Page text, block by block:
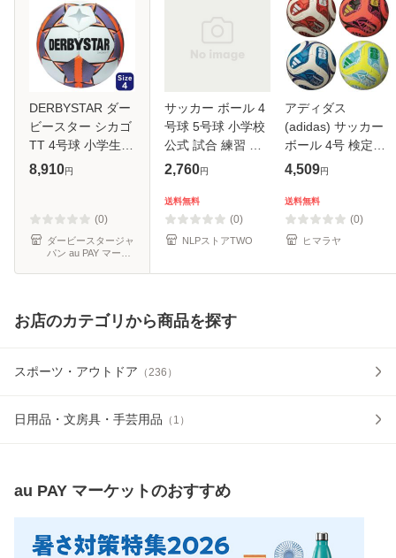
DERBYSTAR ダー
ビースター シカゴ
TT 4号球 小学生
CHICAGO TT V24
ル サッカー ボール
ジュニア キッ
8,910円
(0)
ダービースタージャ
パン au PAY マーケ
サッカー ボール 4
号球 5号球 小学校
公式 試合 練習 サ
ッカーボール
2,760円
送料無料
(0)
NLPストアTWO
アディダス
(adidas) サッカー
ボール 4号 検定球
トリオンダ リーグ
4,509円
送料無料
(0)
ヒマラヤ
お店のカテゴリから商品を探す
スポーツ・アウトドア （236 ）
日用品・文房具・手芸用品 （ 1 ）
au PAY マーケットのおすすめ